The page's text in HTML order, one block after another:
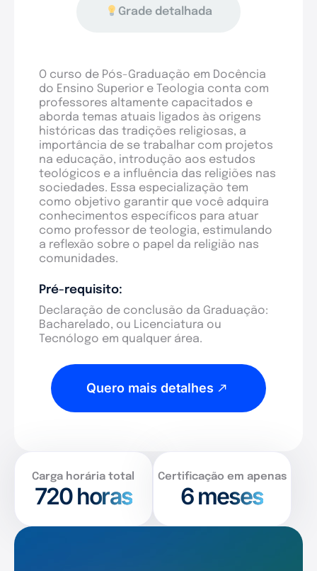
Grade detalhada
O curso de Pós-Graduação em Docência
do Ensino Superior e Teologia conta com
professores altamente capacitados e
aborda temas atuais ligados às origens
históricas das tradições religiosas, a
importância de se trabalhar com projetos
na educação, introdução aos estudos
teológicos e a influência das religiões nas
sociedades. Essa especialização tem
como objetivo garantir que você adquira
conhecimentos específicos para atuar
como professor de teologia, estimulando
a reflexão sobre o papel da religião nas
comunidades.
Pré-requisito:
Declaração de conclusão da Graduação:
Bacharelado, ou Licenciatura ou
Tecnólogo em qualquer área.
Quero mais detalhes
Carga horária total
720horas
Certificação em apenas
6 meses